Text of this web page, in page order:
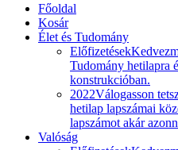
Főoldal
Kosár
Élet és Tudomány
Előfizetések
Tudomány hetilapra
konstrukcióban.
2022Válogasson
hetilap lapszámai
lapszámot akár
Valóság